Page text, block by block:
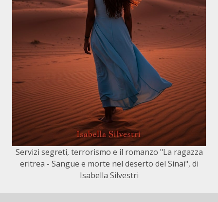
Servizi segreti, terrorismo e il romanzo "La ragazza
eritrea - Sangue e morte nel deserto del Sinai", di
Isabella Silvestri